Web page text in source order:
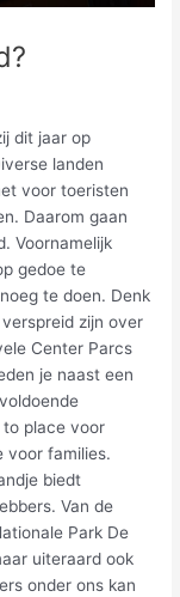
dit jaar op
landen
voor toeristen
Daarom gaan
Voornamelijk
gedoe te
te doen. Denk
zijn over
Center Parcs
je naast een
to place voor
voor families.
biedt
Van de
Park De
uiteraard ook
onder ons kan